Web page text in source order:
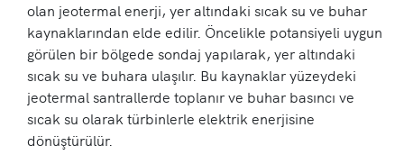
olan jeotermal enerji, yer altındaki sıcak su ve buhar
kaynaklarından elde edilir. Öncelikle potansiyeli uygun
görülen bir bölgede sondaj yapılarak, yer altındaki
sıcak su ve buhara ulaşılır. Bu kaynaklar yüzeydeki
jeotermal santrallerde toplanır ve buhar basıncı ve
sıcak su olarak türbinlerle elektrik enerjisine
dönüştürülür.